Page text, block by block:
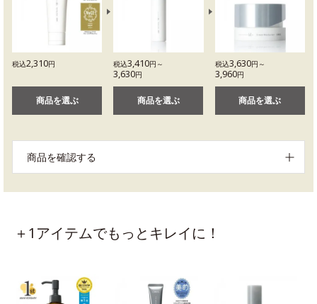
税込2,310円
商品を選ぶ
税込3,410円～
3,630円
商品を選ぶ
税込3,630円～
3,960円
商品を選ぶ
商品を確認する
＋1アイテムでもっとキレイに！